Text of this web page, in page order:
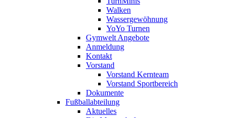
Walken
Wassergewöhnung
YoYo Turnen
Gymwelt Angebote
Anmeldung
Kontakt
Vorstand
Vorstand Kernteam
Vorstand Sportbereich
Dokumente
Fußballabteilung
Aktuelles